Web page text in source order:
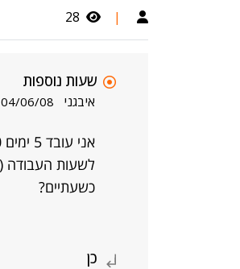
|
28
שעות נוספות
איבגני 04/06/08
כשעתיים?
כן